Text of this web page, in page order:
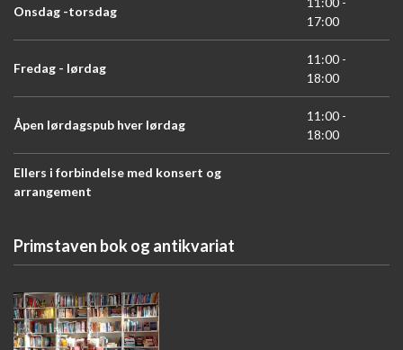
Onsdag -torsdag
17:00
Fredag - lørdag
11:00 -
18:00
Åpen lørdagspub hver lørdag
11:00 -
18:00
Ellers i forbindelse med konsert og
arrangement
Primstaven bok og antikvariat